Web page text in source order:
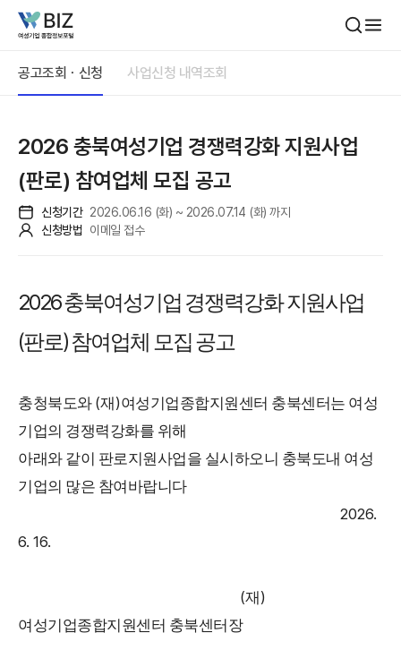
공고조회ㆍ신청 사업신청 내역조회
2026 충북여성기업 경쟁력강화 지원사업
(판로) 참여업체 모집 공고
신청기간 2026.06.16 (화) ~ 2026.07.14 (화) 까지
신청방법
이메일 접수
2026충북여성기업 경쟁력강화 지원사업
(판로)참여업체 모집 공고
충청북도와 (재)여성기업종합지원센터 충북센터는 여성
기업의 경쟁력강화를 위해
아래와 같이 판로지원사업을 실시하오니 충북도내 여성
기업의 많은 참여바랍니다
2026.
6. 16.
(재)
여성기업종합지원센터 충북센터장